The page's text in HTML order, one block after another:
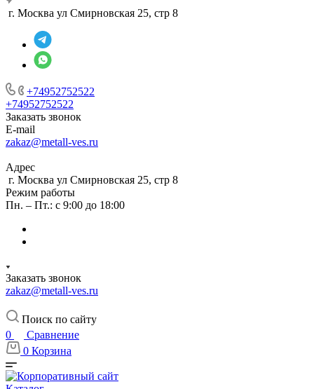
г. Москва ул Смирновская 25, стр 8
+74952752522
+74952752522
Заказать звонок
E-mail
zakaz@metall-ves.ru
Адрес
г. Москва ул Смирновская 25, стр 8
Режим работы
Пн. – Пт.: с 9:00 до 18:00
Заказать звонок
zakaz@metall-ves.ru
Поиск по сайту
0
Сравнение
0 Корзина